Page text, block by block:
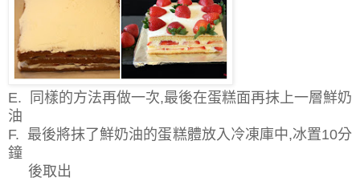
E. 同樣的方法再做一次,最後在蛋糕面再抹上一層鮮奶
油
F. 最後將抹了鮮奶油的蛋糕體放入冷凍庫中,冰置10分
鐘
後取出